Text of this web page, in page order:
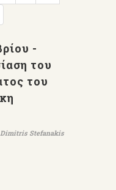
-
του
του
Dimitris Stefanakis